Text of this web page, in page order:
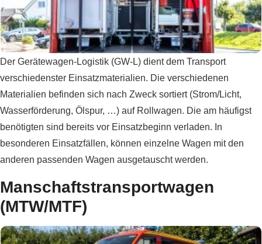
Der Gerätewagen-Logistik (GW-L) dient dem Transport
verschiedenster Einsatzmaterialien. Die verschiedenen
Materialien befinden sich nach Zweck sortiert (Strom/Licht,
Wasserförderung, Ölspur, …) auf Rollwagen. Die am häufigst
benötigten sind bereits vor Einsatzbeginn verladen. In
besonderen Einsatzfällen, können einzelne Wagen mit den
anderen passenden Wagen ausgetauscht werden.
Manschaftstransportwagen
(MTW/MTF)